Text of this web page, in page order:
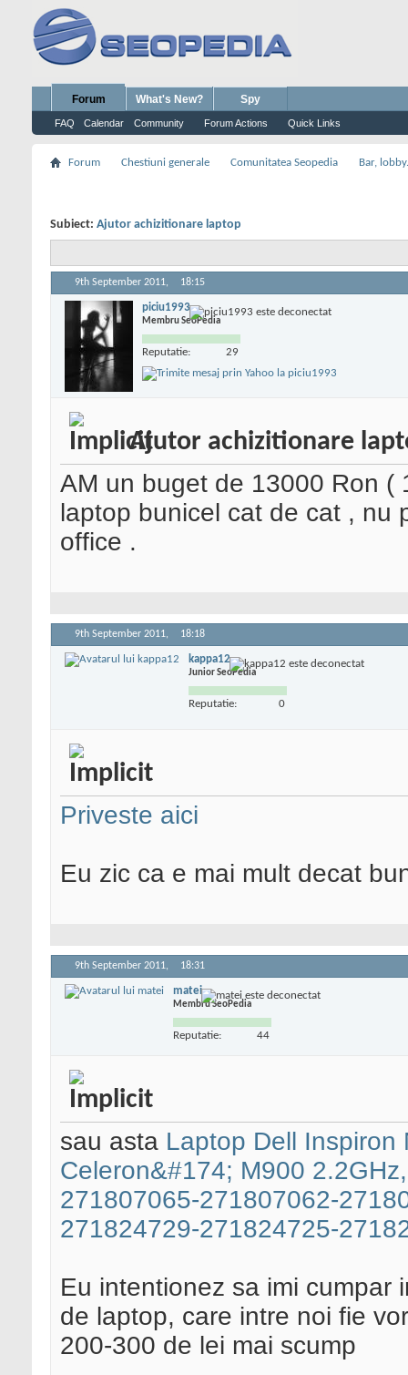
Forum
FAQ Calendar Community Forum Actions Quick Links
What's New? Spy
Forum Chestiuni generale Comunitatea Seopedia Bar,
Subiect: Ajutor achizitionare laptop
9th September 2011, 18:15
piciu1993
Membru SeoPedia
Reputatie: 29
Ajutor achizitionare
AM un buget de 13000 Ron (
laptop bunicel cat de cat , nu
office .
9th September 2011, 18:18
kappa12
Junior SeoPedia
Reputatie: 0
Priveste aici
Eu zic ca e mai mult decat
9th September 2011, 18:31
matei
Membru SeoPedia
Reputatie: 44
sau asta Laptop Dell
Celeron&#174; M900
271807065-271807062-
271824729-271824725-
Eu intentionez sa imi cumpar
de laptop, care intre noi fie
200-300 de lei mai scump